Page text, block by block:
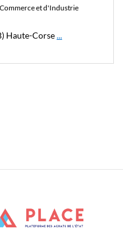
et d'Industrie
Haute-Corse...